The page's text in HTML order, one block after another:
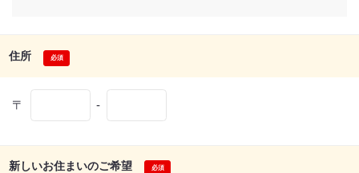
住所
〒 -
新しいお住まいのご希望